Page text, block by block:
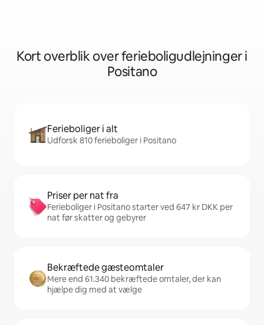
Kort overblik over ferieboligudlejninger i
Positano
Ferieboliger i alt
Udforsk 810 ferieboliger i Positano
Priser per nat fra
Ferieboliger i Positano starter ved 647 kr DKK per
nat før skatter og gebyrer
Bekræftede gæsteomtaler
Mere end 61.340 bekræftede omtaler, der kan
hjælpe dig med at vælge